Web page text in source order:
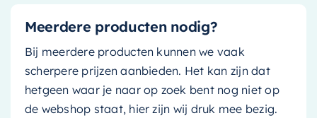
Meerdere producten nodig?
Bij meerdere producten kunnen we vaak
scherpere prijzen aanbieden. Het kan zijn dat
hetgeen waar je naar op zoek bent nog niet op
de webshop staat, hier zijn wij druk mee bezig.